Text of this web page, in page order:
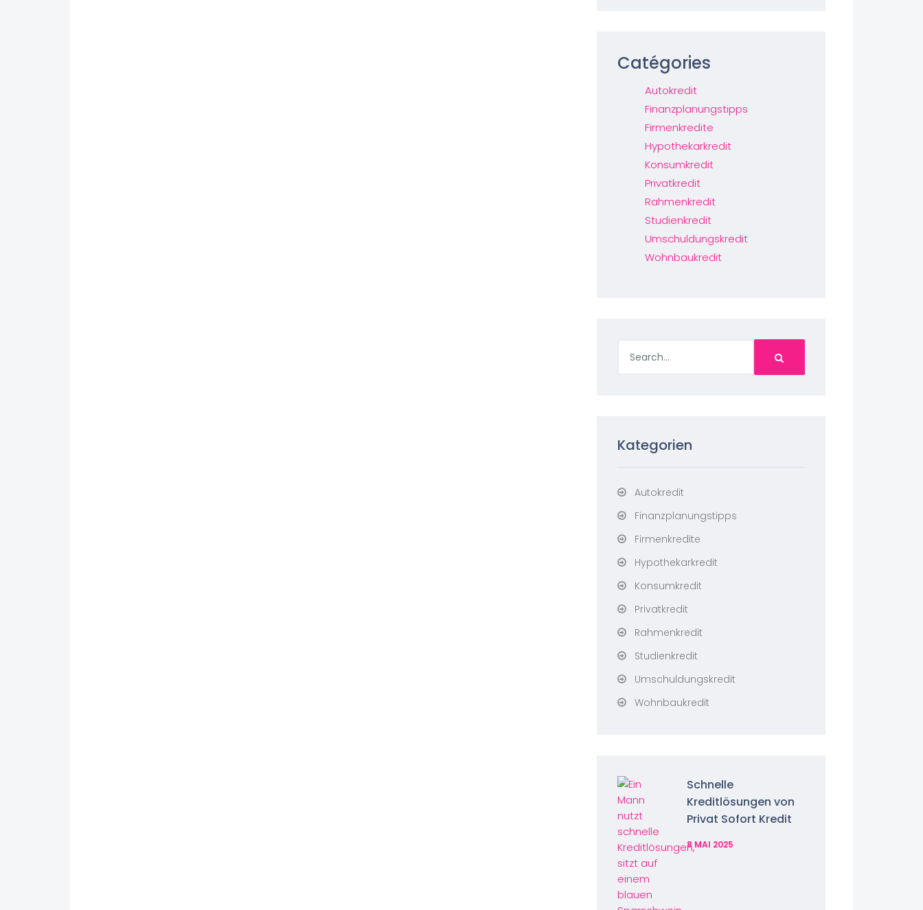
Catégories
Autokredit
Finanzplanungstipps
Firmenkredite
Hypothekarkredit
Konsumkredit
Privatkredit
Rahmenkredit
Studienkredit
Umschuldungskredit
Wohnbaukredit
Kategorien
Autokredit
Finanzplanungstipps
Firmenkredite
Hypothekarkredit
Konsumkredit
Privatkredit
Rahmenkredit
Studienkredit
Umschuldungskredit
Wohnbaukredit
Schnelle
Kreditlösungen von
Privat Sofort Kredit
8 MAI 2025